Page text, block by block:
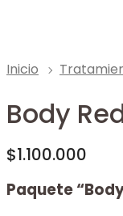
Inicio
Body
$1.100.000
Paquete